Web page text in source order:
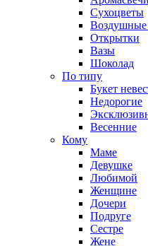
Сухоцветы
Открытки
Вазы
Шоколад
По типу
Букет
Недорогие
Весенние
Кому
Маме
Девушке
Любимой
Женщине
Дочери
Подруге
Сестре
Жене